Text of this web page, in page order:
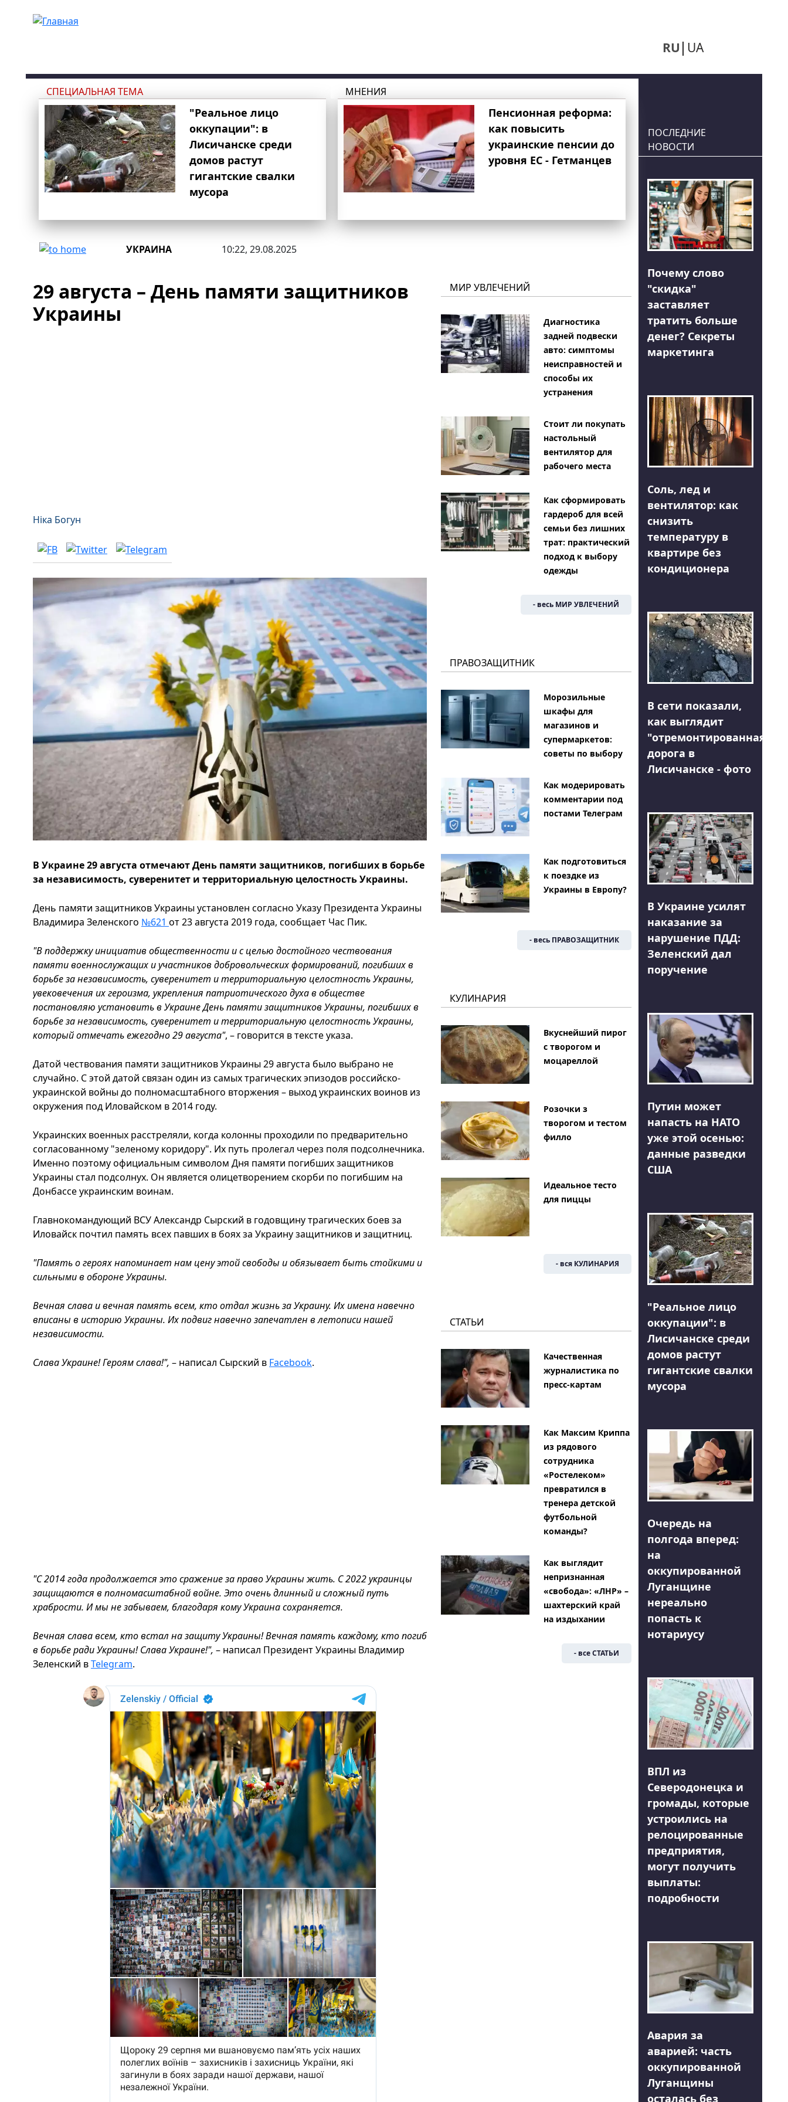
RU UA
СПЕЦИАЛЬНАЯ ТЕМА
"Реальное лицо
оккупации": в
Лисичанске среди
домов растут
гигантские свалки
мусора
МНЕНИЯ
Пенсионная реформа:
как повысить
украинские пенсии до
уровня ЕС - Гетманцев
УКРАИНА 10:22, 29.08.2025
29 августа – День памяти защитников
Украины
Ніка Богун
В Украине 29 августа отмечают День памяти защитников, погибших в борьбе
за независимость, суверенитет и территориальную целостность Украины.
День памяти защитников Украины установлен согласно Указу Президента Украины
Владимира Зеленского №621 от 23 августа 2019 года, сообщает Час Пик.
"В поддержку инициатив общественности и с целью достойного чествования
памяти военнослужащих и участников добровольческих формирований, погибших в
борьбе за независимость, суверенитет и территориальную целостность Украины,
увековечения их героизма, укрепления патриотического духа в обществе
постановляю установить в Украине День памяти защитников Украины, погибших в
борьбе за независимость, суверенитет и территориальную целостность Украины,
который отмечать ежегодно 29 августа", – говорится в тексте указа.
Датой чествования памяти защитников Украины 29 августа было выбрано не
случайно. С этой датой связан один из самых трагических эпизодов российско-
украинской войны до полномасштабного вторжения – выход украинских воинов из
окружения под Иловайском в 2014 году.
Украинских военных расстреляли, когда колонны проходили по предварительно
согласованному "зеленому коридору". Их путь пролегал через поля подсолнечника.
Именно поэтому официальным символом Дня памяти погибших защитников
Украины стал подсолнух. Он является олицетворением скорби по погибшим на
Донбассе украинским воинам.
Главнокомандующий ВСУ Александр Сырский в годовщину трагических боев за
Иловайск почтил память всех павших в боях за Украину защитников и защитниц.
"Память о героях напоминает нам цену этой свободы и обязывает быть стойкими и
сильными в обороне Украины.
Вечная слава и вечная память всем, кто отдал жизнь за Украину. Их имена навечно
вписаны в историю Украины. Их подвиг навечно запечатлен в летописи нашей
независимости.
Слава Украине! Героям слава!", – написал Сырский в Facebook.
"С 2014 года продолжается это сражение за право Украины жить. С 2022 украинцы
защищаются в полномасштабной войне. Это очень длинный и сложный путь
храбрости. И мы не забываем, благодаря кому Украина сохраняется.
Вечная слава всем, кто встал на защиту Украины! Вечная память каждому, кто погиб
в борьбе ради Украины! Слава Украине!", – написал Президент Украины Владимир
Зеленский вTelegram.
МИР УВЛЕЧЕНИЙ
Диагностика
задней подвески
авто: симптомы
неисправностей и
способы их
устранения
Стоит ли покупать
настольный
вентилятор для
рабочего места
Как сформировать
гардероб для всей
семьи без лишних
трат: практический
подход к выбору
одежды
- весь МИР УВЛЕЧЕНИЙ
ПРАВОЗАЩИТНИК
Морозильные
шкафы для
магазинов и
супермаркетов:
советы по выбору
Как модерировать
комментарии под
постами Телеграм
Как подготовиться
к поездке из
Украины в Европу?
- весь ПРАВОЗАЩИТНИК
КУЛИНАРИЯ
Вкуснейший пирог
с творогом и
моцареллой
Розочки з
творогом и тестом
филло
Идеальное тесто
для пиццы
- вся КУЛИНАРИЯ
СТАТЬИ
Качественная
журналистика по
пресс-картам
Как Максим Криппа
из рядового
сотрудника
«Ростелеком»
превратился в
тренера детской
футбольной
команды?
Как выглядит
непризнанная
«свобода»: «ЛНР» –
шахтерский край
на издыхании
- все СТАТЬИ
ПОСЛЕДНИЕ
НОВОСТИ
Почему слово
"скидка"
заставляет
тратить больше
денег? Секреты
маркетинга
Соль, лед и
вентилятор: как
снизить
температуру в
квартире без
кондиционера
В сети показали,
как выглядит
"отремонтированная"
дорога в
Лисичанске - фото
В Украине усилят
наказание за
нарушение ПДД:
Зеленский дал
поручение
Путин может
напасть на НАТО
уже этой осенью:
данные разведки
США
"Реальное лицо
оккупации": в
Лисичанске среди
домов растут
гигантские свалки
мусора
Очередь на
полгода вперед:
на
оккупированной
Луганщине
нереально
попасть к
нотариусу
ВПЛ из
Северодонецка и
громады, которые
устроились на
релоцированные
предприятия,
могут получить
выплаты:
подробности
Авария за
аварией: часть
оккупированной
Луганщины
осталась без